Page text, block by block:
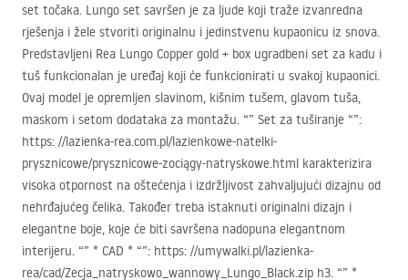
set točaka. Lungo set savršen je za ljude koji traže izvanredna
rješenja i žele stvoriti originalnu i jedinstvenu kupaonicu iz snova.
Predstavljeni Rea Lungo Copper gold + box ugradbeni set za kadu i
tuš funkcionalan je uređaj koji će funkcionirati u svakoj kupaonici.
Ovaj model je opremljen slavinom, kišnim tušem, glavom tuša,
maskom i setom dodataka za montažu. “” Set za tuširanje “”:
https: //lazienka-rea.com.pl/lazienkowe-natelki-
prysznicowe/prysznicowe-zociągy-natryskowe.html karakterizira
visoka otpornost na oštećenja i izdržljivost zahvaljujući dizajnu od
nehrđajućeg čelika. Također treba istaknuti originalni dizajn i
elegantne boje, koje će biti savršena nadopuna elegantnom
interijeru. “” * CAD * “”: https: //umywalki.pl/lazienka-
rea/cad/Zecja_natryskowo_wannowy_Lungo_Black.zip h3. “” *